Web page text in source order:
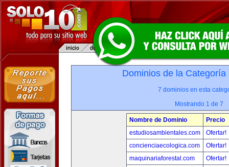
Dominios de la
7 dominios en esta
Mostrando 1 de 7
Nombre de Dominio
Precio
estudiosambientales.com
Ofertar!
concienciaecologica.com
Ofertar!
maquinariaforestal.com
Ofertar!